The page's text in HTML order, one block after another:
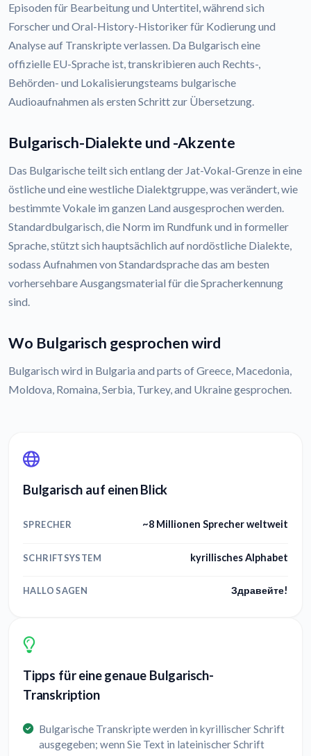
Episoden für Bearbeitung und Untertitel, während sich
Forscher und Oral-History-Historiker für Kodierung und
Analyse auf Transkripte verlassen. Da Bulgarisch eine
offizielle EU-Sprache ist, transkribieren auch Rechts-,
Behörden- und Lokalisierungsteams bulgarische
Audioaufnahmen als ersten Schritt zur Übersetzung.
Bulgarisch-Dialekte und -Akzente
Das Bulgarische teilt sich entlang der Jat-Vokal-Grenze in eine
östliche und eine westliche Dialektgruppe, was verändert, wie
bestimmte Vokale im ganzen Land ausgesprochen werden.
Standardbulgarisch, die Norm im Rundfunk und in formeller
Sprache, stützt sich hauptsächlich auf nordöstliche Dialekte,
sodass Aufnahmen von Standardsprache das am besten
vorhersehbare Ausgangsmaterial für die Spracherkennung
sind.
Wo Bulgarisch gesprochen wird
Bulgarisch wird in Bulgaria and parts of Greece, Macedonia,
Moldova, Romaina, Serbia, Turkey, and Ukraine gesprochen.
Bulgarisch auf einen Blick
SPRECHER ~8 Millionen Sprecher weltweit
SCHRIFTSYSTEM kyrillisches Alphabet
HALLO SAGEN Здравейте!
Tipps für eine genaue Bulgarisch-
Transkription
Bulgarische Transkripte werden in kyrillischer Schrift
ausgegeben; wenn Sie Text in lateinischer Schrift